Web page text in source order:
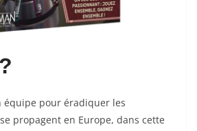
équipe pour éradiquer les
propagent en Europe, dans cette